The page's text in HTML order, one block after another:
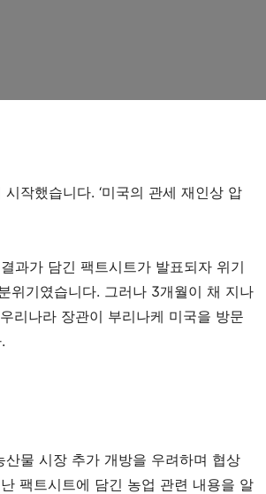
작했습니다. ‘미국의 관세 재인상 압
과가 담긴 팩트시트가 발표되자 위기
위기였습니다. 그러나 3개월이 채 지나
리나라 장관이 부리나케 미국을 방문
.
물 시장 추가 개방을 우려하며 협상
팩트시트에 담긴 농업 관련 내용을 알